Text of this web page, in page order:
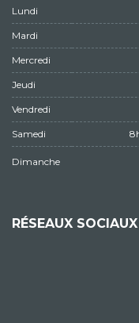
Lundi
Mardi
Mercredi
Jeudi
Vendredi
Samedi
Dimanche
RÉSEAUX SOCIAUX